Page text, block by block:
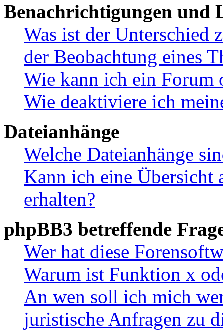
Benachrichtigungen und
Was ist der Unterschied
der Beobachtung eines
Wie kann ich ein Forum
Wie deaktiviere ich
Dateianhänge
Welche Dateianhänge
Kann ich eine Übersicht
erhalten?
phpBB3 betreffende
Wer hat diese
Warum ist Funktion x
An wen soll ich mich
juristische Anfragen zu